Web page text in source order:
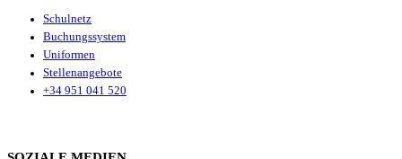
Schulnetz
Buchungssystem
Uniformen
Stellenangebote
+34 951 041 520